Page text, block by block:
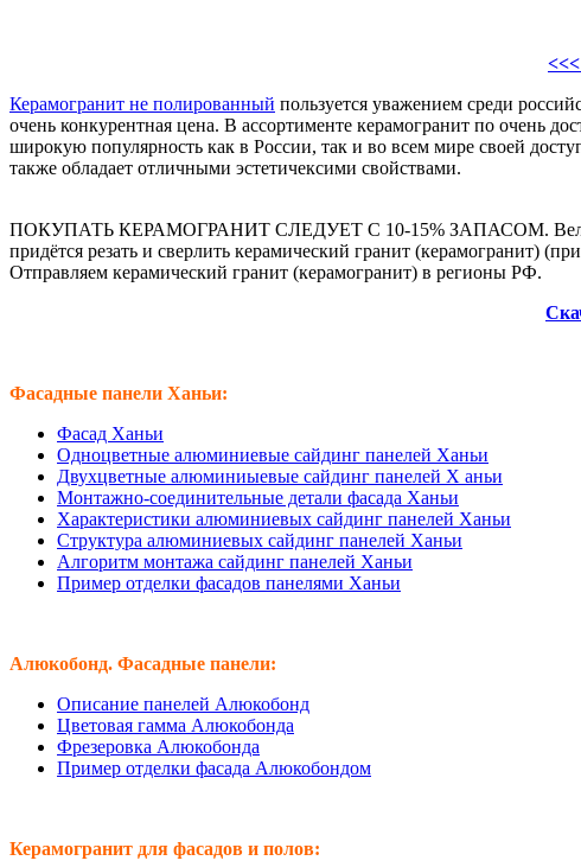
Керамогранит не полированный пользуется уважением среди
очень конкурентная цена. В ассортименте керамогранит по очень
широкую популярность как в России, так и во всем мире своей
также обладает отличными эстетичексими свойствами.
ПОКУПАТЬ КЕРАМОГРАНИТ СЛЕДУЕТ С 10-15% ЗАПАСОМ. Величина
придётся резать и сверлить керамический гранит (керамогранит)
Отправляем керамический гранит (керамогранит) в регионы РФ.
Фасадные панели Ханьи:
Фасад Ханьи
Одноцветные алюминиевые сайдинг панелей Ханьи
Двухцветные алюминиыевые сайдинг панелей Х аньи
Монтажно-соединительные детали фасада Ханьи
Характеристики алюминиевых сайдинг панелей Ханьи
Структура алюминиевых сайдинг панелей Ханьи
Алгоритм монтажа сайдинг панелей Ханьи
Пример отделки фасадов панелями Ханьи
Алюкобонд. Фасадные панели:
Описание панелей Алюкобонд
Цветовая гамма Алюкобонда
Фрезеровка Алюкобонда
Пример отделки фасада Алюкобондом
Керамогранит для фасадов и полов: